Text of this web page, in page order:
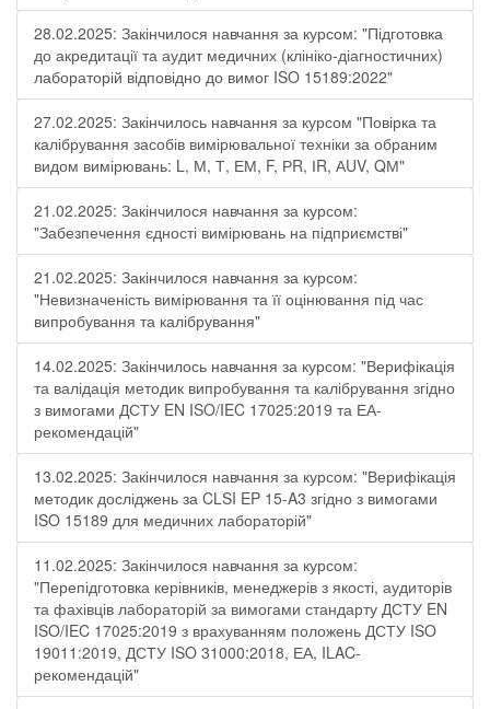
28.02.2025: Закінчилося навчання за курсом: "Підготовка
до акредитації та аудит медичних (клініко-діагностичних)
лабораторій відповідно до вимог ISO 15189:2022"
27.02.2025: Закінчилось навчання за курсом "Повірка та
калібрування засобів вимірювальної техніки за обраним
видом вимірювань: L, М, Т, ЕМ, F, РR, ІR, АUV, QМ"
21.02.2025: Закінчилося навчання за курсом:
"Забезпечення єдності вимірювань на підприємстві"
21.02.2025: Закінчилося навчання за курсом:
"Невизначеність вимірювання та її оцінювання під час
випробування та калібрування"
14.02.2025: Закінчилось навчання за курсом: "Верифікація
та валідація методик випробування та калібрування згідно
з вимогами ДСТУ EN ISO/IEC 17025:2019 та ЕА-
рекомендацій"
13.02.2025: Закінчилося навчання за курсом: "Верифікація
методик досліджень за CLSI EP 15-A3 згідно з вимогами
ISO 15189 для медичних лабораторій"
11.02.2025: Закінчилося навчання за курсом:
"Перепідготовка керівників, менеджерів з якості, аудиторів
та фахівців лабораторій за вимогами стандарту ДСТУ EN
ISO/IEC 17025:2019 з врахуванням положень ДСТУ ISO
19011:2019, ДСТУ ISO 31000:2018, ЕА, ILAC-
рекомендацій"